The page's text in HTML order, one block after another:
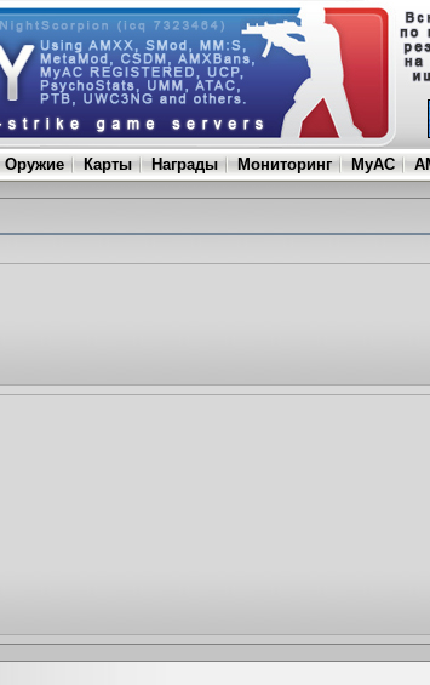
Оружие Карты Награды Мониторинг MyAC